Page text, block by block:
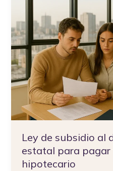
Ley de subsidio al
estatal para
hipotecario
subsidio
al
dividendo:
Apoyo
estatal
para
pagar
crédito
hipotecario